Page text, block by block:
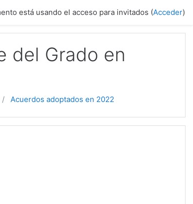
está usando el acceso para invitados (Acceder)
del Grado en
Acuerdos adoptados en 2022